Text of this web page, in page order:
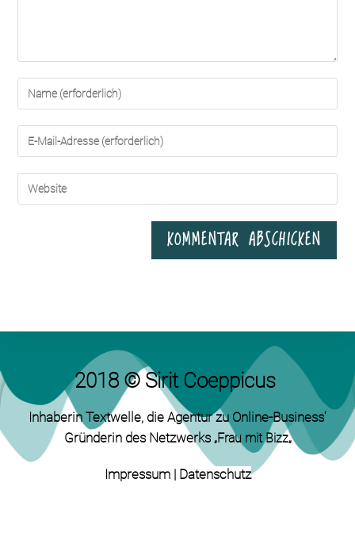
2018 © Sirit Coeppicus
Inhaberin Textwelle, die Agentur zu Online-Business‘
Gründerin des Netzwerks „Frau mit Bizz„
Impressum| Datenschutz